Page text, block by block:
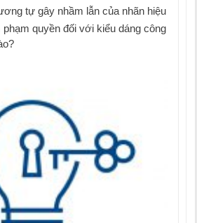
tự gây nhầm lẫn của nhãn hiệu
quyền đối với kiểu dáng công